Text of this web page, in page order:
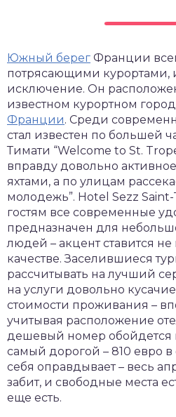
Южный берег Франции
потрясающими курортами,
исключение. Он
известном курортном
Франции. Среди
стал известен по большей
Тимати “Welcome to St.
вправду довольно
яхтами, а по улицам
молодежь”. Hotel Sezz
гостям все современные
предназначен для
людей – акцент ставится не
качестве. Заселившиеся
рассчитывать на лучший
на услуги довольно
стоимости проживания –
учитывая расположение
дешевый номер обойдется
самый дорогой – 810 евро в
себя оправдывает – весь
забит, и свободные места
еще есть.